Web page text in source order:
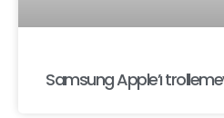
Samsung Apple’ı